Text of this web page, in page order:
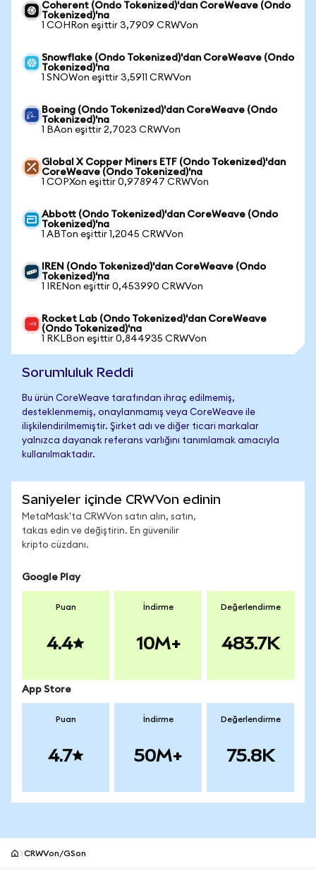
Coherent (Ondo Tokenized)'dan CoreWeave (Ondo
Tokenized)'na
1 COHRon eşittir 3,7909 CRWVon
Snowflake (Ondo Tokenized)'dan CoreWeave (Ondo
Tokenized)'na
1 SNOWon eşittir 3,5911 CRWVon
Boeing (Ondo Tokenized)'dan CoreWeave (Ondo
Tokenized)'na
1 BAon eşittir 2,7023 CRWVon
Global X Copper Miners ETF (Ondo Tokenized)'dan
CoreWeave (Ondo Tokenized)'na
1 COPXon eşittir 0,978947 CRWVon
Abbott (Ondo Tokenized)'dan CoreWeave (Ondo
Tokenized)'na
1 ABTon eşittir 1,2045 CRWVon
IREN (Ondo Tokenized)'dan CoreWeave (Ondo
Tokenized)'na
1 IRENon eşittir 0,453990 CRWVon
Rocket Lab (Ondo Tokenized)'dan CoreWeave
(Ondo Tokenized)'na
1 RKLBon eşittir 0,844935 CRWVon
Sorumluluk Reddi
Bu ürün CoreWeave tarafından ihraç edilmemiş,
desteklenmemiş, onaylanmamış veya CoreWeave ile
ilişkilendirilmemiştir. Şirket adı ve diğer ticari markalar
yalnızca dayanak referans varlığını tanımlamak amacıyla
kullanılmaktadır.
Saniyeler içinde CRWVon edinin
MetaMask'ta CRWVon satın alın, satın,
takas edin ve değiştirin. En güvenilir
kripto cüzdanı.
Google Play
Puan
4.4
İndirme
10M+
Değerlendirme
483.7K
App Store
Puan
4.7
İndirme
50M+
Değerlendirme
75.8K
CRWVon/GSon